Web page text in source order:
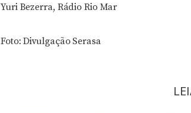
Yuri Bezerra, Rádio Rio Mar
Foto: Divulgação Serasa